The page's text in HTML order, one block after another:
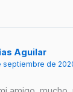
Aguilar
septiembre de